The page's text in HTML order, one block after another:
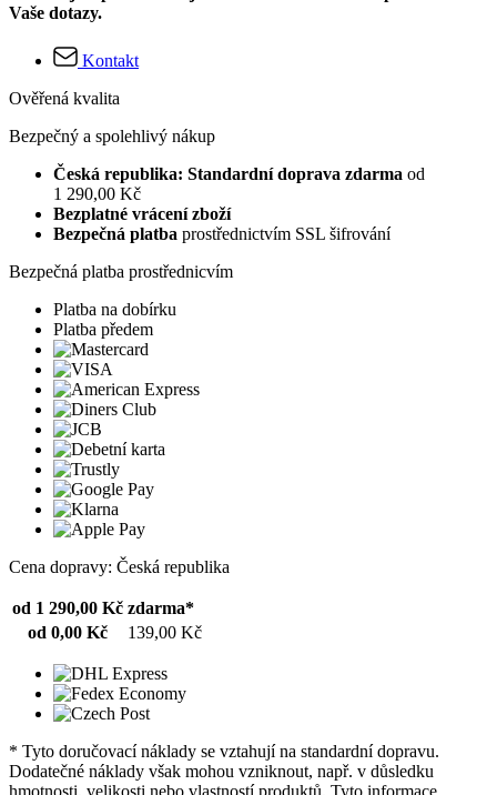
Vaše dotazy.
Kontakt
Ověřená kvalita
Bezpečný a spolehlivý nákup
Česká republika: Standardní doprava zdarma od
1 290,00 Kč
Bezplatné vrácení zboží
Bezpečná platba prostřednictvím SSL šifrování
Bezpečná platba prostřednicvím
Platba na dobírku
Platba předem
Cena dopravy: Česká republika
od 1 290,00 Kč zdarma*
od 0,00 Kč
139,00 Kč
* Tyto doručovací náklady se vztahují na standardní dopravu.
Dodatečné náklady však mohou vzniknout, např. v důsledku